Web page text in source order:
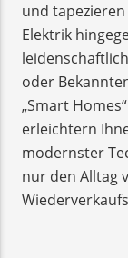
und
Elektrik
oder
„Smart
erleichtern
modernster
nur den Alltag